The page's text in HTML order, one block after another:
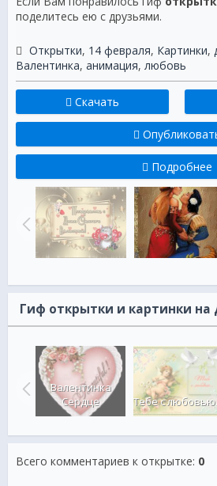
поделитесь ею с друзьями.
Открытки, 14 февраля, Картинки,
Валентинка, анимация, любовь
Скачать
Подробнее
Гиф открытки и картинки
Валентинка
Сердце
Тебе с
Всего комментариев к открытке: 0